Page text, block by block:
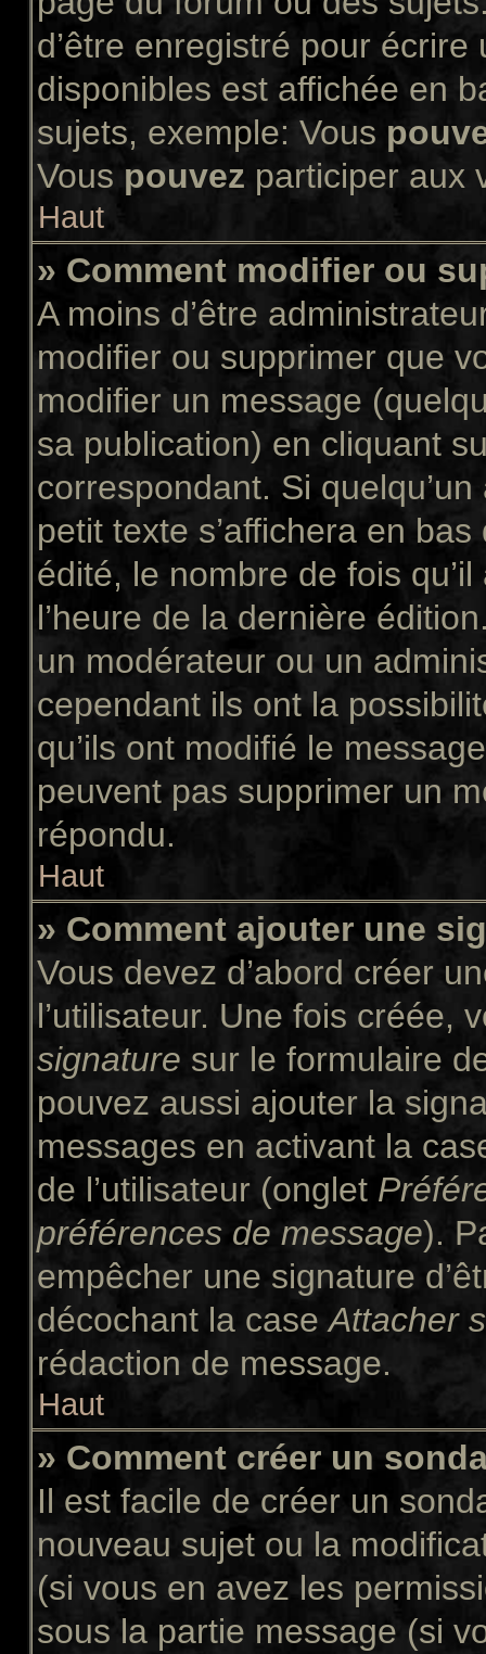
d’être enregistré pour
disponibles est affichée en
sujets, exemple: Vous
Vous pouvez participer aux
Haut
» Comment modifier ou
A moins d’être
modifier ou supprimer que
modifier un message
sa publication) en cliquant
correspondant. Si
petit texte s’affichera en
édité, le nombre de fois
l’heure de la dernière
un modérateur ou un
cependant ils ont la
qu’ils ont modifié le
peuvent pas supprimer un
répondu.
Haut
» Comment ajouter une
Vous devez d’abord créer
l’utilisateur. Une fois créée,
signature sur le formulaire
pouvez aussi ajouter la
messages en activant la
de l’utilisateur (onglet
préférences de message).
empêcher une signature
décochant la caseAttacher
rédaction de message.
Haut
» Comment créer un
Il est facile de créer un
nouveau sujet ou la
(si vous en avez les
sous la partie message (si